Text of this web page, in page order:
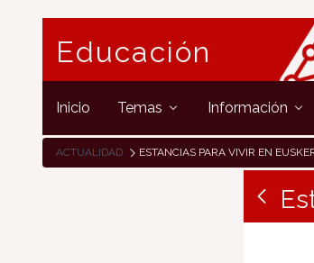
Educación
Inicio Temas Información
ACTUALIDAD ESTANCIAS PARA VIVIR EN